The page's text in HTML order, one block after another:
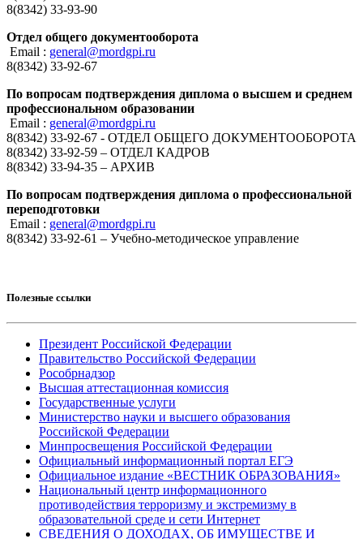
8(8342) 33-93-90
Отдел общего документооборота
Email : general@mordgpi.ru
8(8342) 33-92-67
По вопросам подтверждения диплома о высшем и среднем
профессиональном образовании
Email : general@mordgpi.ru
8(8342) 33-92-67 - ОТДЕЛ ОБЩЕГО ДОКУМЕНТООБОРОТА
8(8342) 33-92-59 – ОТДЕЛ КАДРОВ
8(8342) 33-94-35 – АРХИВ
По вопросам подтверждения диплома о профессиональной
переподготовки
Email : general@mordgpi.ru
8(8342) 33-92-61 – Учебно-методическое управление
Полезные ссылки
Президент Российской Федерации
Правительство Российской Федерации
Рособрнадзор
Высшая аттестационная комиссия
Государственные услуги
Министерство науки и высшего образования
Российской Федерации
Минпросвещения Российской Федерации
Официальный информационный портал ЕГЭ
Официальное издание «ВЕСТНИК ОБРАЗОВАНИЯ»
Национальный центр информационного
противодействия терроризму и экстремизму в
образовательной среде и сети Интернет
СВЕДЕНИЯ О ДОХОДАХ, ОБ ИМУЩЕСТВЕ И